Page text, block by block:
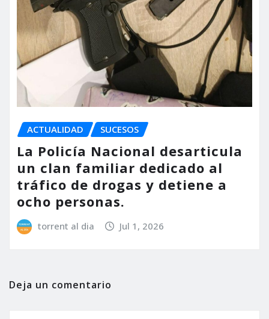
ACTUALIDAD SUCESOS
La Policía Nacional desarticula
un clan familiar dedicado al
tráfico de drogas y detiene a
ocho personas.
torrent al dia Jul 1, 2026
Deja un comentario